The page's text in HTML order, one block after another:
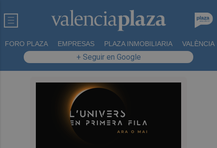
FORO PLAZA EMPRESAS PLAZA INMOBILIARIA VALÈNCIA
+ Seguir en Google